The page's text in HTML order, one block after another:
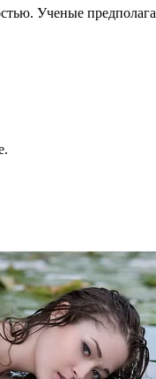
Ученые